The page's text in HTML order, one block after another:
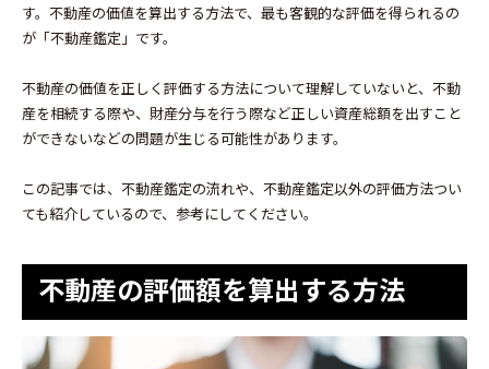
す。不動産の価値を算出する方法で、最も客観的な評価を得られるの
が「不動産鑑定」です。
不動産の価値を正しく評価する方法について理解していないと、不動
産を相続する際や、財産分与を行う際など正しい資産総額を出すこと
ができないなどの問題が生じる可能性があります。
この記事では、不動産鑑定の流れや、不動産鑑定以外の評価方法つい
ても紹介しているので、参考にしてください。
不動産の評価額を算出する方法